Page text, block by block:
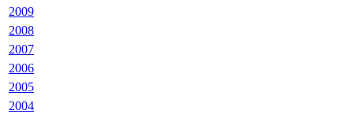
2009
2008
2007
2006
2005
2004